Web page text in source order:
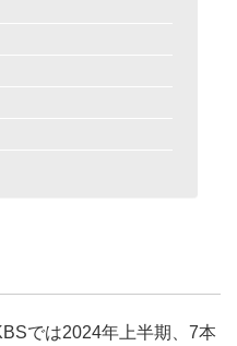
では2024年上半期、7本